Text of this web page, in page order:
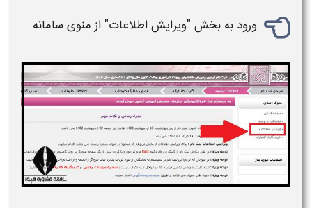
ورود به بخش "ویرایش اطلاعات" از منوی سامانه